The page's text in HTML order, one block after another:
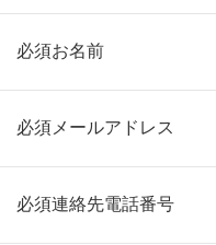
必須お名前
必須 メールアドレス
必須連絡先電話番号